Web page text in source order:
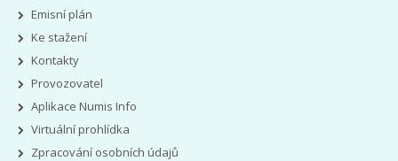
Emisní plán
Ke stažení
Kontakty
Provozovatel
Aplikace Numis Info
Virtuální prohlídka
Zpracování osobních údajů